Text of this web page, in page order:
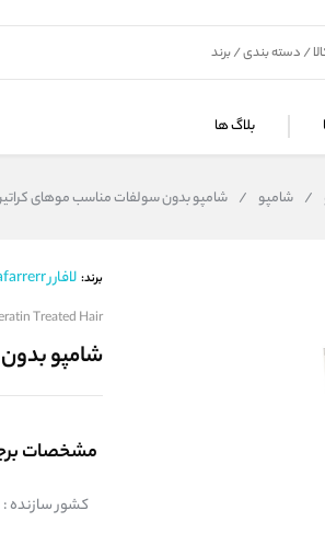
بلاگ ها
/ شامپو / شامپو بدون سولفات مناسب موهای
برند: لافارر Lafarrerr
Treated Hair
شامپو
مشخصات
کشور سازنده :